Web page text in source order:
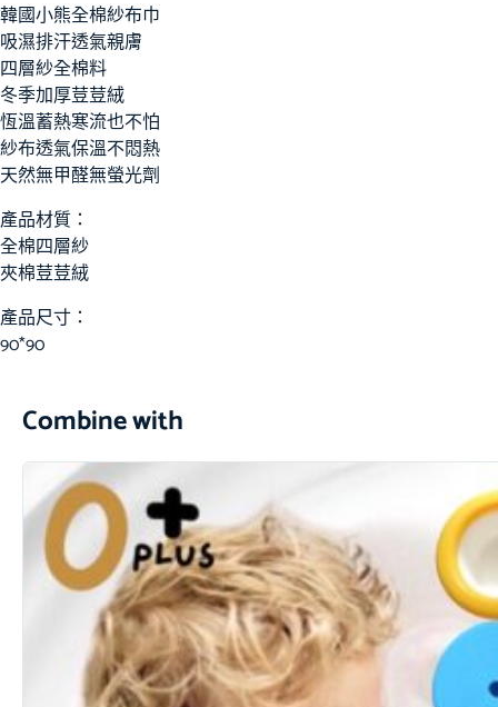
韓國小熊全棉紗布巾
吸濕排汗透氣親膚
四層紗全棉料
冬季加厚荳荳絨
恆溫蓄熱寒流也不怕
紗布透氣保溫不悶熱
天然無甲醛無螢光劑
產品材質：
全棉四層紗
夾棉荳荳絨
產品尺寸：
90*90
Combine with